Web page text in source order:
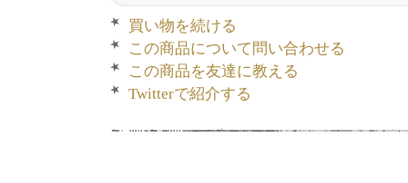
買い物を続ける
この商品について問い合わせる
この商品を友達に教える
Twitterで紹介する